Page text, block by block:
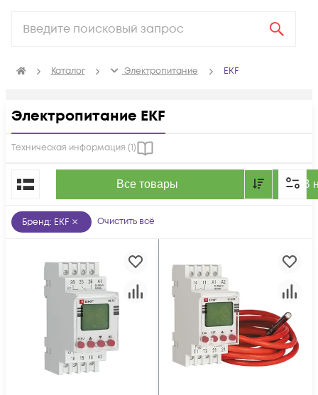
Каталог Электропитание EKF
Электропитание EKF
Техническая информация (1)
Все товары В
По популярности
Бренд: EKF Очистить всё